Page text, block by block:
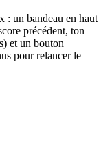
: un bandeau en haut
précédent, ton
et un bouton
pour relancer le